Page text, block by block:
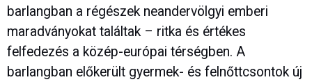
barlangban a régészek neandervölgyi emberi
maradványokat találtak – ritka és értékes
felfedezés a közép-európai térségben. A
barlangban előkerült gyermek- és felnőttcsontok új